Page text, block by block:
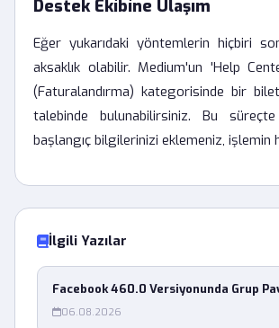
Destek Ekibine Ulaşım
Eğer yukarıdaki yöntemlerin hiçbiri
aksaklık olabilir. Medium'un 'Help
(Faturalandırma) kategorisinde bir
talebinde bulunabilirsiniz. Bu
başlangıç bilgilerinizi eklemeniz, işlemin
İlgili Yazılar
Facebook 460.0 Versiyonunda Grup
06.08.2026